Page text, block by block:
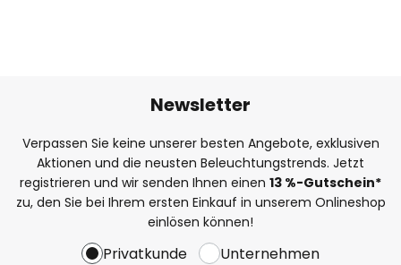
Newsletter
Verpassen Sie keine unserer besten Angebote, exklusiven
Aktionen und die neusten Beleuchtungstrends. Jetzt
registrieren und wir senden Ihnen einen 13 %-Gutschein*
zu, den Sie bei Ihrem ersten Einkauf in unserem Onlineshop
einlösen können!
Privatkunde Unternehmen